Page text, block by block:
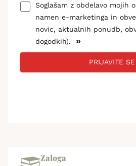
Soglašam z obdelavo mojih
namen e-marketinga in
novic, aktualnih ponudb,
dogodkih).
»
PRIJAVITE SE
Zaloga